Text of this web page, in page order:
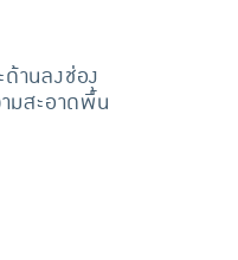
านลงช่อง
มสะอาดพื้น